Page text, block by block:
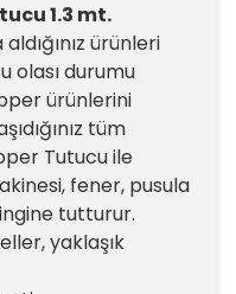
1.3 mt.
aldığınız ürünleri
olası durumu
ürünlerini
tüm
Tutucu ile
fener, pusula
tutturur.
yaklaşık